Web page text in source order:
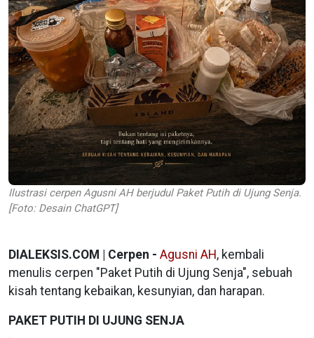
Ilustrasi cerpen Agusni AH berjudul Paket Putih di Ujung Senja.
[Foto: Desain ChatGPT]
DIALEKSIS.COM | Cerpen - Agusni AH, kembali
menulis cerpen "Paket Putih di Ujung Senja", sebuah
kisah tentang kebaikan, kesunyian, dan harapan.
PAKET PUTIH DI UJUNG SENJA